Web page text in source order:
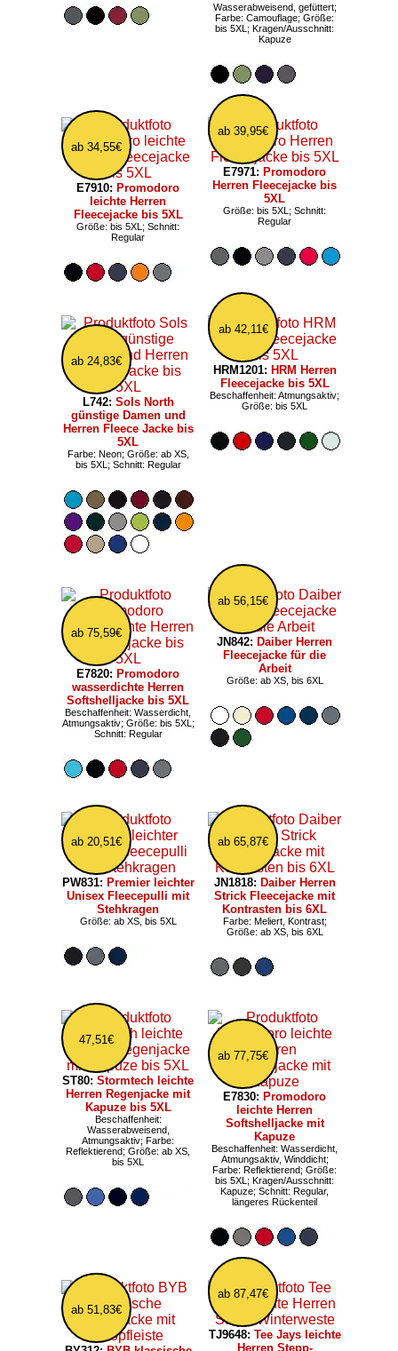
Wasserabweisend, gefüttert;
Farbe: Camouflage; Größe:
bis 5XL; Kragen/Ausschnitt:
Kapuze
ab 34,55€
E7910: Promodoro
leichte Herren
Fleecejacke bis 5XL
Größe: bis 5XL; Schnitt:
Regular
ab 39,95€
E7971: Promodoro
Herren Fleecejacke bis
5XL
Größe: bis 5XL; Schnitt:
Regular
ab 24,83€
L742: Sols North
günstige Damen und
Herren Fleece Jacke bis
5XL
Farbe: Neon; Größe: ab XS,
bis 5XL; Schnitt: Regular
ab 42,11€
HRM1201: HRM Herren
Fleecejacke bis 5XL
Beschaffenheit: Atmungsaktiv;
Größe: bis 5XL
ab 75,59€
E7820: Promodoro
wasserdichte Herren
Softshelljacke bis 5XL
Beschaffenheit: Wasserdicht,
Atmungsaktiv; Größe: bis 5XL;
Schnitt: Regular
ab 56,15€
JN842: Daiber Herren
Fleecejacke für die
Arbeit
Größe: ab XS, bis 6XL
ab 20,51€
PW831: Premier leichter
Unisex Fleecepulli mit
Stehkragen
Größe: ab XS, bis 5XL
ab 65,87€
JN1818: Daiber Herren
Strick Fleecejacke mit
Kontrasten bis 6XL
Farbe: Meliert, Kontrast;
Größe: ab XS, bis 6XL
47,51€
ST80: Stormtech leichte
Herren Regenjacke mit
Kapuze bis 5XL
Beschaffenheit:
Wasserabweisend,
Atmungsaktiv; Farbe:
Reflektierend; Größe: ab XS,
bis 5XL
ab 77,75€
E7830: Promodoro
leichte Herren
Softshelljacke mit
Kapuze
Beschaffenheit: Wasserdicht,
Atmungsaktiv, Winddicht;
Farbe: Reflektierend; Größe:
bis 5XL; Kragen/Ausschnitt:
Kapuze; Schnitt: Regular,
längeres Rückenteil
ab 51,83€
ab 87,47€
TJ9648: Tee Jays leichte
Herren Stepp-